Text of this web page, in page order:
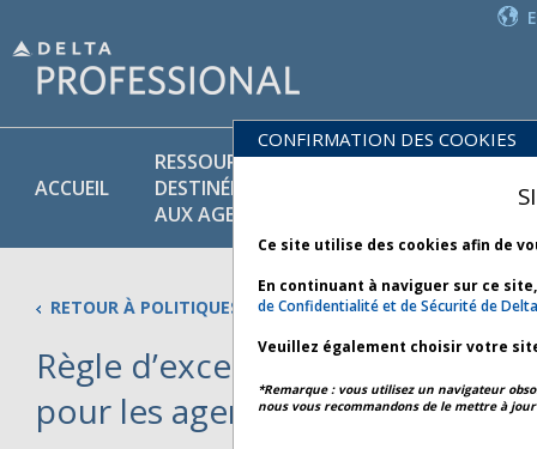
ACCUEIL
RESSOURCES
DESTINÉES
AUX AGENTS
ET
RETOUR À POLITIQUES COMMERCIALES
Règle d’exception de voyage -
pour les agents de voyage
CONFIRMATION DES COOKIES
Ce site utilise des cookies afin de
En continuant à naviguer sur ce
de Confidentialité et de Sécurité de Delta
Veuillez également choisir votre
*Remarque : vous utilisez un navigateur
nous vous recommandons de le mettre à